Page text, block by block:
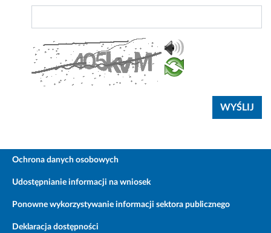
Ochrona danych osobowych
Udostępnianie informacji na wniosek
Ponowne wykorzystywanie informacji sektora publicznego
Deklaracja dostępności